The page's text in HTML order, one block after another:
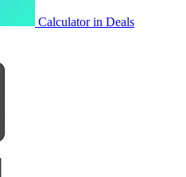
Calculator in Deals